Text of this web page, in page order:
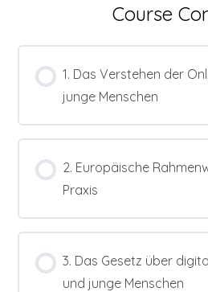
Course
1. Das Verstehen der
junge Menschen
2. Europäische
Praxis
3. Das Gesetz über
und junge Menschen